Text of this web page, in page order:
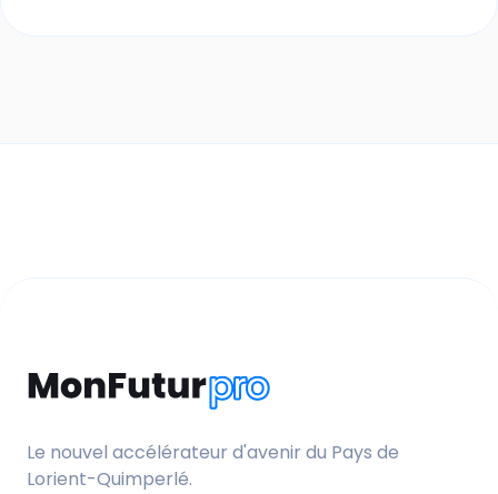
Le nouvel accélérateur d'avenir du Pays de
Lorient-Quimperlé.